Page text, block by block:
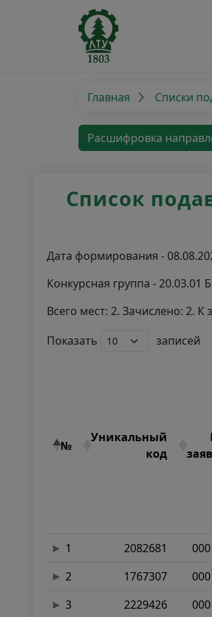
Главная Списки
Расшифровка
Список
Дата формирования -
Конкурсная группа -
Всего мест: 2. Зачислено: 2. К
Показать
записей
№
Уникальный
код
1 2082681
2
1767307
3
2229426